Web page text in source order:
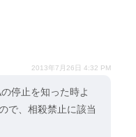
2013年7月26日 4:32 PM
停止を知った時よ
で、相殺禁止に該当